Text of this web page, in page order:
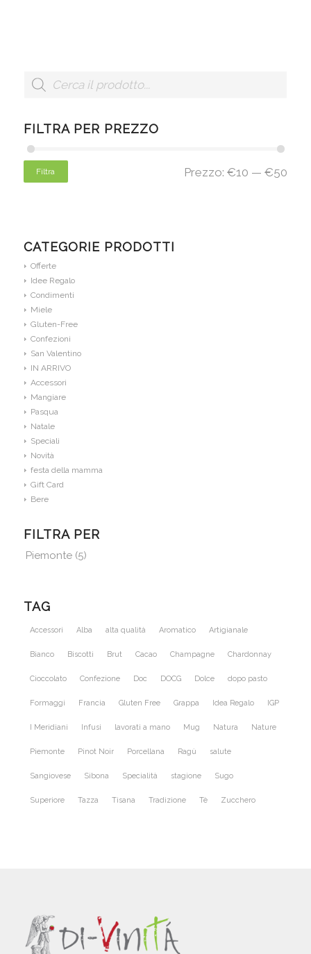
FILTRA PER PREZZO
Filtra Prezzo:€10 —€50
CATEGORIE PRODOTTI
Offerte
Idee Regalo
Condimenti
Miele
Gluten-Free
Confezioni
San Valentino
IN ARRIVO
Accessori
Mangiare
Pasqua
Natale
Speciali
Novità
festa della mamma
Gift Card
Bere
FILTRA PER
Piemonte (5)
TAG
Accessori Alba alta qualità Aromatico Artigianale
Bianco Biscotti Brut Cacao Champagne Chardonnay
Cioccolato Confezione Doc DOCG Dolce dopo pasto
Formaggi Francia Gluten Free Grappa Idea Regalo IGP
I Meridiani Infusi lavorati a mano Mug Natura Nature
Piemonte Pinot Noir Porcellana Ragù salute
Sangiovese Sibona Specialità stagione Sugo
Superiore Tazza Tisana Tradizione Tè Zucchero